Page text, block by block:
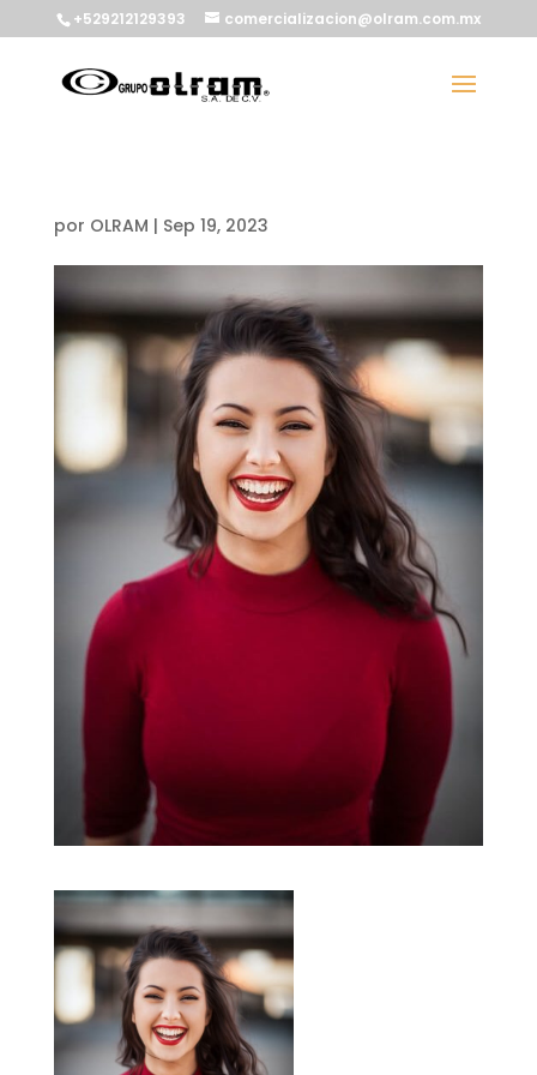
+529212129393 comercializacion@olram.com.mx
por OLRAM | Sep 19, 2023